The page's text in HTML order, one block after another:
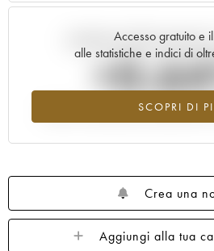
Accesso gratuito e
alle statistiche e indici di
SCOPRI DI
Andamento della
Valore in aumento per l'annata 2007
Crea una
Aggiungi alla tua